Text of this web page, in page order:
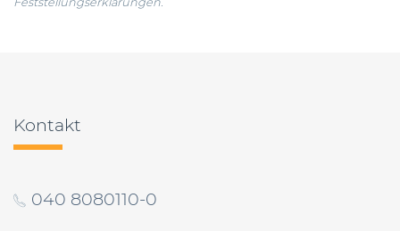
Kontakt
040 8080110-0